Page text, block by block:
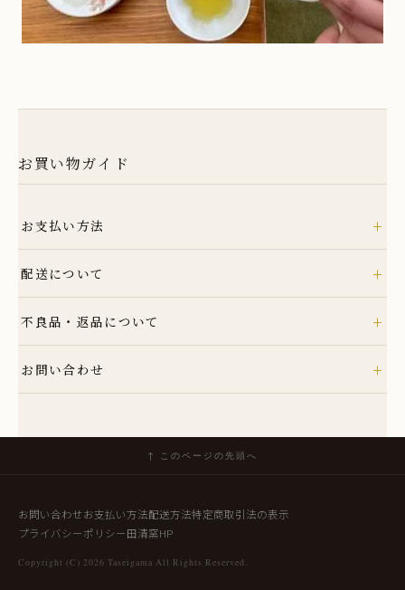
お買い物ガイド
お支払い方法 +
銀行振込
コンビニ
Amazon Pay
Amazonのアカウントに登録された配送先や支払い方法を利用して決済でき
ます。
詳細はこちら
配送について +
不良品・返品について +
は応じかねますのでご了承ください。
お問い合わせ +
↑ このページの先頭へ
お問い合わせお支払い方法配送方法特定商取引法の表示
プライバシーポリシー田清窯HP
Copyright (C) 2026 Taseigama All Rights Reserved.